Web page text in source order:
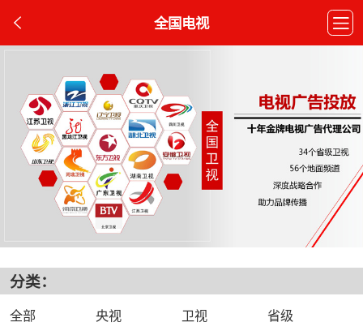
全国电视
分类：
全部 央视 卫视
省级